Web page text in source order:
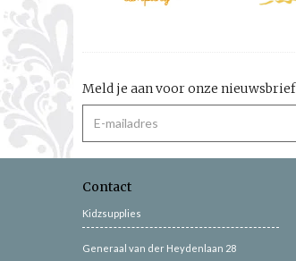
Meld je aan voor onze nieuwsbrief
Contact
Kidzsupplies
Generaal van der Heydenlaan 28